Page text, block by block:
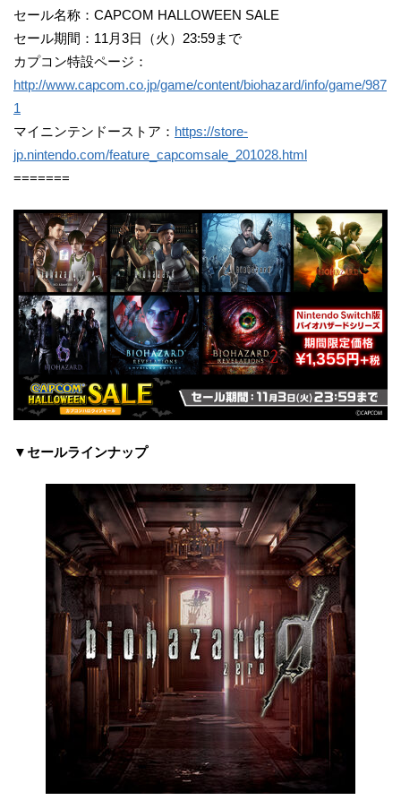
セール名称：CAPCOM HALLOWEEN SALE
セール期間：11月3日（火）23:59まで
カプコン特設ページ：
http://www.capcom.co.jp/game/content/biohazard/info/game/987
1
マイニンテンドーストア： https://store-
jp.nintendo.com/feature_capcomsale_201028.html
=======
▼セールラインナップ